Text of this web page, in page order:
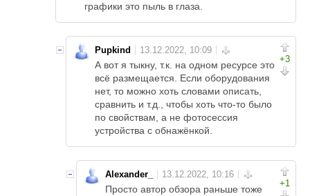
графики это пыль в глаза.
+3
Pupkind
А вот я тыкну, т.к. на одном ресурсе это
всё размещается. Если оборудования
нет, то можно хоть словами описать,
сравнить и т.д., чтобы хоть что-то было
по свойствам, а не фотосессия
устройства с обнажёнкой.
+1
Alexander_
Просто автор обзора раньше тоже